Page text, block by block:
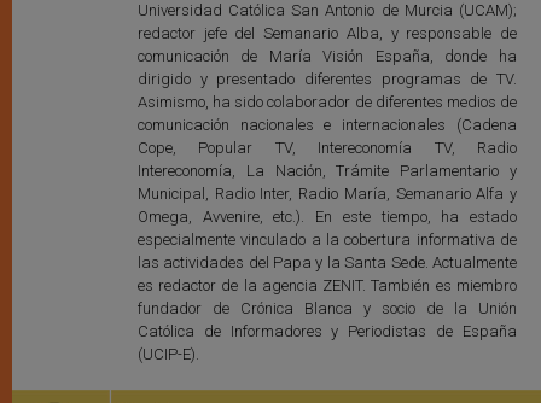
Universidad Católica San Antonio de Murcia (UCAM);
redactor jefe del Semanario Alba, y responsable de
comunicación de María Visión España, donde ha
dirigido y presentado diferentes programas de TV.
Asimismo, ha sido colaborador de diferentes medios de
comunicación nacionales e internacionales (Cadena
Cope, Popular TV, Intereconomía TV, Radio
Intereconomía, La Nación, Trámite Parlamentario y
Municipal, Radio Inter, Radio María, Semanario Alfa y
Omega, Avvenire, etc.). En este tiempo, ha estado
especialmente vinculado a la cobertura informativa de
las actividades del Papa y la Santa Sede. Actualmente
es redactor de la agencia ZENIT. También es miembro
fundador de Crónica Blanca y socio de la Unión
Católica de Informadores y Periodistas de España
(UCIP-E).